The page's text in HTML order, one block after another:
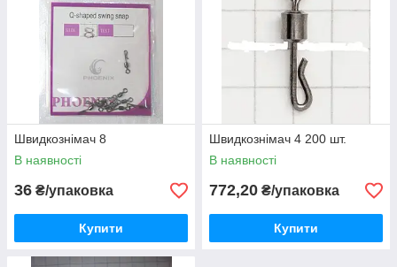
Швидкознімач 8
В наявності
36 ₴/упаковка
Купити
Швидкознімач 4 200 шт.
В наявності
772,20 ₴/упаковка
Купити